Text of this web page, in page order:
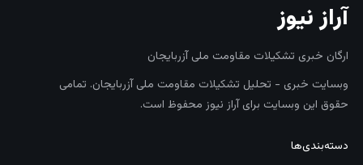
آراز نیوز
ارگان خبری تشکیلات مقاومت ملی آزربایجان
وبسایت خبری - تحلیل تشکیلات مقاومت ملی آزربایجان. تمامی
حقوق این وبسایت برای آراز نیوز محفوظ است.
دسته‌بندی‌ها